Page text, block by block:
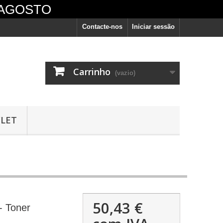
Iniciar sessão
Contacte-nos
Carrinho (vazio)
Toner
50,43 €